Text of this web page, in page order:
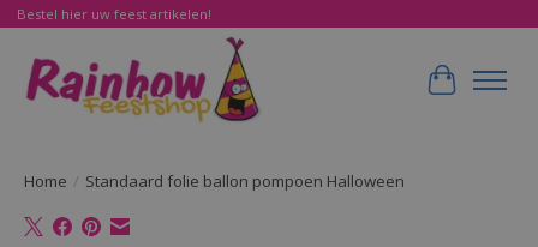
Bestel hier uw feest artikelen!
Home / Standaard folie ballon pompoen Halloween